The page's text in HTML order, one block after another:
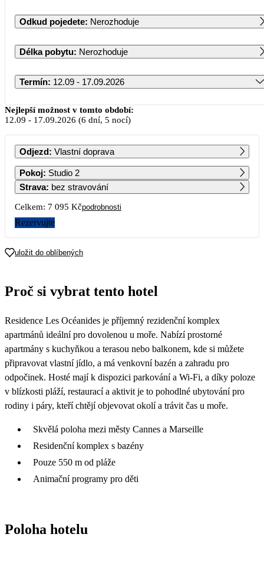
Odkud pojedete: Nerozhoduje
Délka pobytu: Nerozhoduje
Termín: 12.09 - 17.09.2026
Září 2026
PO ÚT ST ČT PÁ SO NE
1 2 3 4 5 6
7 8 9 10 11 12 13
3 990
21
28 29 30
Nejlepší možnost v tomto období:
12.09 - 17.09.2026 (6 dní, 5 nocí)
Odjezd: Vlastní doprava
Pokoj: Studio 2
Strava: bez stravování
Celkem: 7 095 Kčpodrobnosti
Rezervujte
uložit do oblíbených
Proč si vybrat tento hotel
Residence Les Océanides je příjemný rezidenční komplex
apartmánů ideální pro dovolenou u moře. Nabízí prostorné
apartmány s kuchyňkou a terasou nebo balkonem, kde si můžete
připravovat vlastní jídlo, a má venkovní bazén a zahradu pro
odpočinek. Hosté mají k dispozici parkování a Wi‑Fi, a díky poloze
v blízkosti pláží, restaurací a aktivit je to pohodlné ubytování pro
rodiny i páry, kteří chtějí objevovat okolí a trávit čas u moře.
Skvělá poloha mezi městy Cannes a Marseille
Residenční komplex s bazény
Pouze 550 m od pláže
Animační programy pro děti
Poloha hotelu